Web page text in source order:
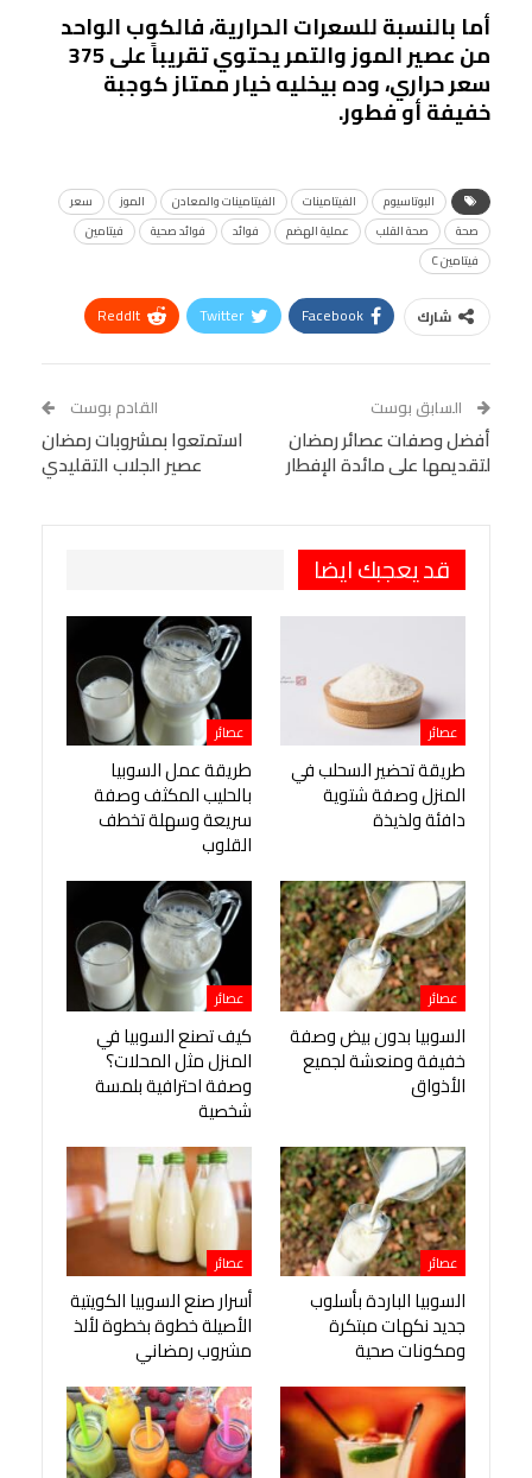
أما بالنسبة للسعرات الحرارية، فالكوب الواحد
من عصير الموز والتمر يحتوي تقريباً على 375
سعر حراري، وده بيخليه خيار ممتاز كوجبة
خفيفة أو فطور.
البوتاسيوم الفيتامينات الفيتامينات والمعادن الموز
سعر
صحة
صحة القلب عملية الهضم فوائد فوائد صحية
فيتامين
فيتامين C
شارك Facebook
Twitter
ReddIt
Tumblr
البريد الإلكتروني
StumbleUpon
VK
Digg
LINE
BlackBerry
Viber
السابق بوست
أفضل وصفات عصائر رمضان
لتقديمها على مائدة الإفطار
القادم بوست
استمتعوا بمشروبات رمضان
عصير الجلاب التقليدي
قد يعجبك ايضا
عصائر
طريقة تحضير السحلب في
المنزل وصفة شتوية
دافئة ولذيذة
عصائر
طريقة عمل السوبيا
بالحليب المكثف وصفة
سريعة وسهلة تخطف
القلوب
عصائر
السوبيا بدون بيض وصفة
خفيفة ومنعشة لجميع
الأذواق
عصائر
كيف تصنع السوبيا في
المنزل مثل المحلات؟
وصفة احترافية بلمسة
شخصية
عصائر
السوبيا الباردة بأسلوب
جديد نكهات مبتكرة
ومكونات صحية
عصائر
أسرار صنع السوبيا الكويتية
الأصيلة خطوة بخطوة لألذ
مشروب رمضاني